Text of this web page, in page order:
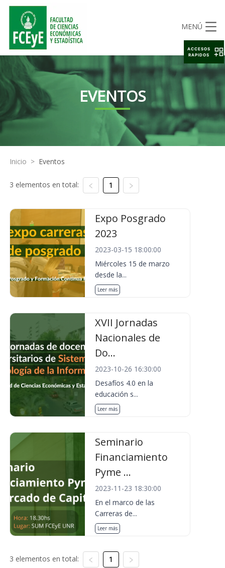
MENÚ
EVENTOS
Inicio > Eventos
3 elementos en total: 1
Expo Posgrado
2023
2023-03-15 18:00:00
Miércoles 15 de marzo
desde la...
Leer más
XVII Jornadas
Nacionales de
Do...
2023-10-26 16:30:00
Desafíos 4.0 en la
educación s...
Leer más
Seminario
Financiamiento
Pyme ...
2023-11-23 18:30:00
En el marco de las
Carreras de...
Leer más
3 elementos en total: 1
ACCESOS
RAPIDOS